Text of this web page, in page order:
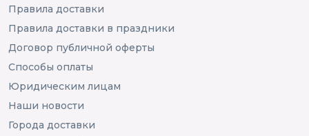
Правила доставки
Правила доставки в праздники
Договор публичной оферты
Способы оплаты
Юридическим лицам
Наши новости
Города доставки